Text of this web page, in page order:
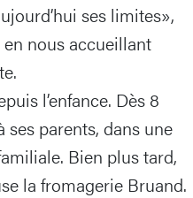
ses limites»,
nous accueillant
l’enfance. Dès 8
parents, dans une
Bien plus tard,
la fromagerie Bruand.